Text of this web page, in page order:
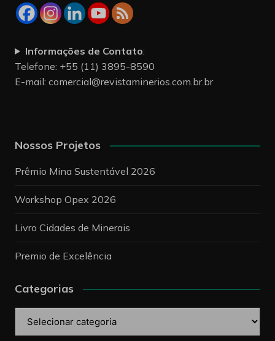
Informações de Contato:
Telefone: +55 (11) 3895-8590
E-mail: comercial@revistaminerios.com.br.br
Nossos Projetos
Prêmio Mina Sustentável 2026
Workshop Opex 2026
Livro Cidades de Minerais
Premio de Excelência
Categorias